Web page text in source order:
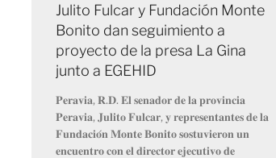
Julito Fulcar y Fundación Monte
Bonito dan seguimiento a
proyecto de la presa La Gina
junto a EGEHID
𝐏𝐞𝐫𝐚𝐯𝐢𝐚, 𝐑.𝐃. 𝐄𝐥 𝐬𝐞𝐧𝐚𝐝𝐨𝐫 𝐝𝐞 𝐥𝐚 𝐩𝐫𝐨𝐯𝐢𝐧𝐜𝐢𝐚
𝐏𝐞𝐫𝐚𝐯𝐢𝐚, 𝐉𝐮𝐥𝐢𝐭𝐨 𝐅𝐮𝐥𝐜𝐚𝐫, 𝐲 𝐫𝐞𝐩𝐫𝐞𝐬𝐞𝐧𝐭𝐚𝐧𝐭𝐞𝐬 𝐝𝐞 𝐥𝐚
𝐅𝐮𝐧𝐝𝐚𝐜𝐢𝐨́𝐧 𝐌𝐨𝐧𝐭𝐞 𝐁𝐨𝐧𝐢𝐭𝐨 𝐬𝐨𝐬𝐭𝐮𝐯𝐢𝐞𝐫𝐨𝐧 𝐮𝐧
𝐞𝐧𝐜𝐮𝐞𝐧𝐭𝐫𝐨 𝐜𝐨𝐧 𝐞𝐥 𝐝𝐢𝐫𝐞𝐜𝐭𝐨𝐫 𝐞𝐣𝐞𝐜𝐮𝐭𝐢𝐯𝐨 𝐝𝐞